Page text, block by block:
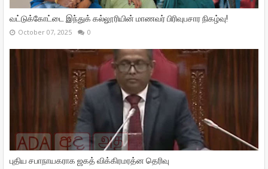
வட்டுக்கோட்டை இந்துக் கல்லூரியின் மாணவர் பிரிவுபசார நிகழ்வு!
October 07, 2025 0
புதிய சபாநாயகராக ஜகத் விக்கிரமரத்ன தெரிவு